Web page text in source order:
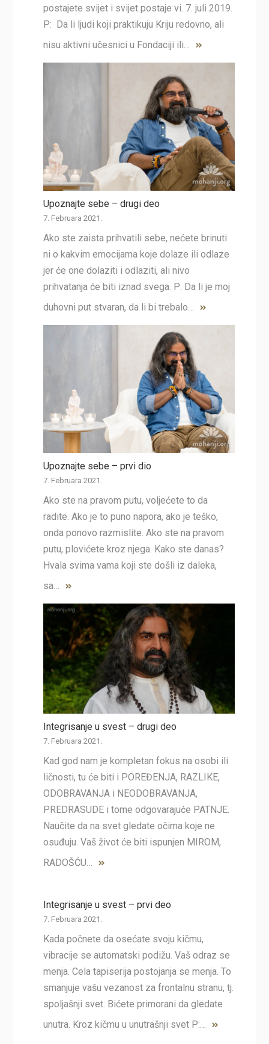
postajete svijet i svijet postaje vi. 7. juli 2019.
P: Da li ljudi koji praktikuju Kriju redovno, ali
nisu aktivni učesnici u Fondaciji ili…
Upoznajte sebe – drugi deo
7. Februara 2021.
Ako ste zaista prihvatili sebe, nećete brinuti
ni o kakvim emocijama koje dolaze ili odlaze
jer će one dolaziti i odlaziti, ali nivo
prihvatanja će biti iznad svega. P: Da li je moj
duhovni put stvaran, da li bi trebalo…
Upoznajte sebe – prvi dio
7. Februara 2021.
Ako ste na pravom putu, voljećete to da
radite. Ako je to puno napora, ako je teško,
onda ponovo razmislite. Ako ste na pravom
putu, plovićete kroz njega. Kako ste danas?
Hvala svima vama koji ste došli iz daleka,
sa…
Integrisanje u svest – drugi deo
7. Februara 2021.
Kad god nam je kompletan fokus na osobi ili
ličnosti, tu će biti i POREĐENJA, RAZLIKE,
ODOBRAVANJA i NEODOBRAVANJA,
PREDRASUDE i tome odgovarajuće PATNJE.
Naučite da na svet gledate očima koje ne
osuđuju. Vaš život će biti ispunjen MIROM,
RADOŠĆU…
Integrisanje u svest – prvi deo
7. Februara 2021.
Kada počnete da osećate svoju kičmu,
vibracije se automatski podižu. Vaš odraz se
menja. Cela tapiserija postojanja se menja. To
smanjuje vašu vezanost za frontalnu stranu, tj.
spoljašnji svet. Bićete primorani da gledate
unutra. Kroz kičmu u unutrašnji svet P:…